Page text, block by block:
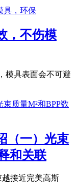
，不伤模
模具表面会不可避
（一）光束
和关联
越接近完美高斯